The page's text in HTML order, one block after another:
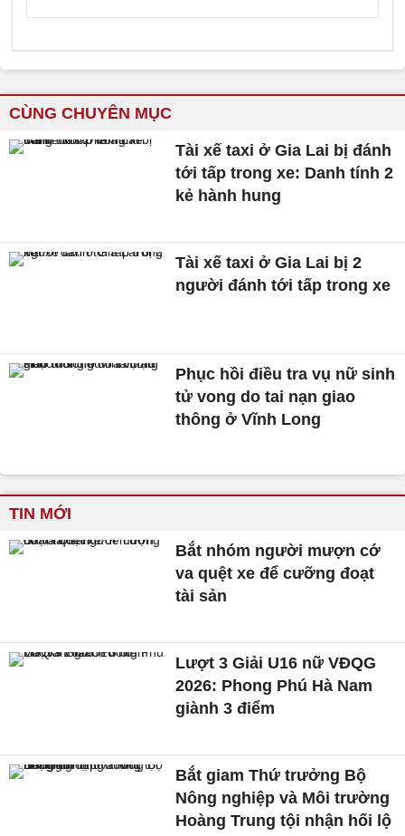
CÙNG CHUYÊN MỤC
Tài xế taxi ở Gia Lai bị đánh
tới tấp trong xe: Danh tính 2
kẻ hành hung
Tài xế taxi ở Gia Lai bị 2
người đánh tới tấp trong xe
Phục hồi điều tra vụ nữ sinh
tử vong do tai nạn giao
thông ở Vĩnh Long
TIN MỚI
Bắt nhóm người mượn cớ
va quệt xe để cưỡng đoạt
tài sản
Lượt 3 Giải U16 nữ VĐQG
2026: Phong Phú Hà Nam
giành 3 điểm
Bắt giam Thứ trưởng Bộ
Nông nghiệp và Môi trường
Hoàng Trung tội nhận hối lộ